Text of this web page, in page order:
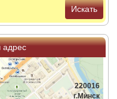
Искать
220016
г.Минск